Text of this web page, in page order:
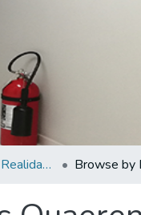
Revista Teología y Realidad "Fides Quaerens Intellectum" (La fe busca pensar) N°3 Browse by